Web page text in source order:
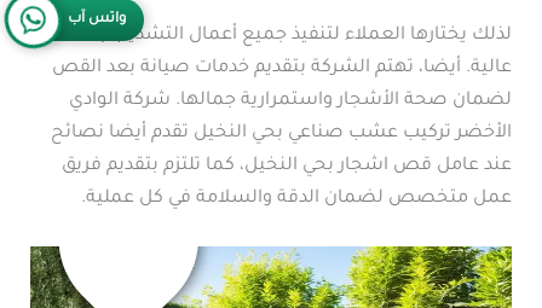
لذلك يختارها العملاء لتنفيذ جميع أعمال التشذيب بكفاءة
عالية. أيضا، تهتم الشركة بتقديم خدمات صيانة بعد القص
لضمان صحة الأشجار واستمرارية جمالها. شركة الوادي
الأخضر تركيب عشب صناعي بحي النخيل تقدم أيضا نصائح
عند عامل قص اشجار بحي النخيل، كما تلتزم بتقديم فريق
عمل متخصص لضمان الدقة والسلامة في كل عملية.
واتس آب